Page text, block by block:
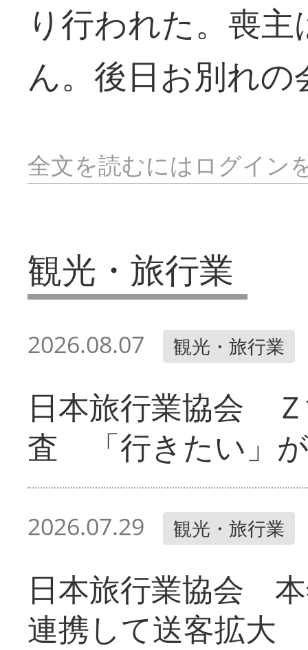
り行われた。喪
ん。後日お別れの
全文を読むにはログイン
観光・旅行業
2026.08.07 観光・旅行業
日本旅行業協会
査 「行きたい」
2026.07.29 観光・旅行業
日本旅行業協会
連携して送客拡大